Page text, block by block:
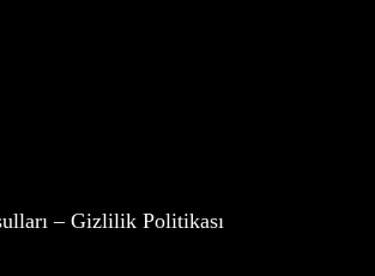
– Gizlilik Politikası